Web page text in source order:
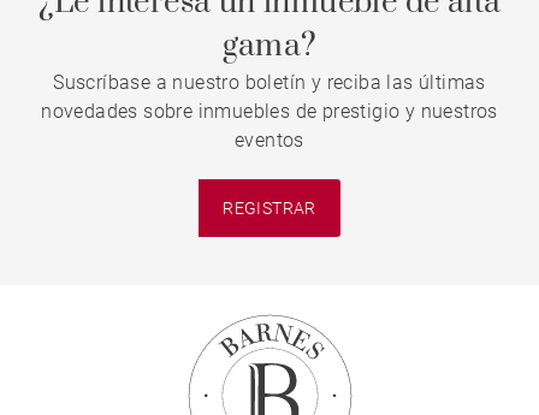
gama?
Suscríbase a nuestro boletín y reciba las últimas
novedades sobre inmuebles de prestigio y nuestros
eventos
REGISTRAR